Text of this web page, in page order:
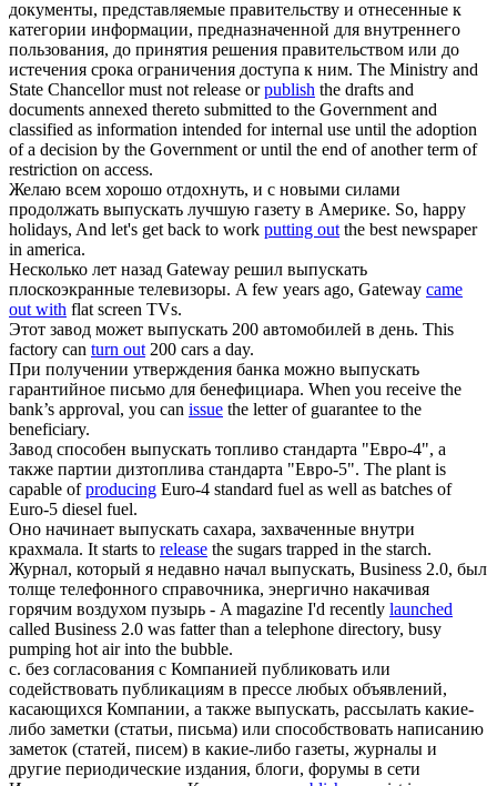
документы, представляемые правительству и отнесенные к
категории информации, предназначенной для внутреннего
пользования, до принятия решения правительством или до
истечения срока ограничения доступа к ним. The Ministry and
State Chancellor must not release orpublish the drafts and
documents annexed thereto submitted to the Government and
classified as information intended for internal use until the adoption
of a decision by the Government or until the end of another term of
restriction on access.
Желаю всем хорошо отдохнуть, и с новыми силами
продолжать выпускать лучшую газету в Америке. So, happy
holidays, And let's get back to work putting outthe best newspaper
in america.
Несколько лет назад Gateway решил выпускать
плоскоэкранные телевизоры. A few years ago, Gateway came
out with flat screen TVs.
Этот завод может выпускать 200 автомобилей в день. This
factory can turn out200 cars a day.
При получении утверждения банка можно выпускать
гарантийное письмо для бенефициара. When you receive the
bank’s approval, you can issue the letter of guarantee to the
beneficiary.
Завод способен выпускать топливо стандарта "Евро-4", а
также партии дизтоплива стандарта "Евро-5". The plant is
capable ofproducing Euro-4 standard fuel as well as batches of
Euro-5 diesel fuel.
Оно начинает выпускать сахара, захваченные внутри
крахмала. It starts to release the sugars trapped in the starch.
Журнал, который я недавно начал выпускать, Business 2.0, был
толще телефонного справочника, энергично накачивая
горячим воздухом пузырь - A magazine I'd recently launched
called Business 2.0 was fatter than a telephone directory, busy
pumping hot air into the bubble.
c. без согласования с Компанией публиковать или
содействовать публикациям в прессе любых объявлений,
касающихся Компании, а также выпускать, рассылать какие-
либо заметки (статьи, письма) или способствовать написанию
заметок (статей, писем) в какие-либо газеты, журналы и
другие периодические издания, блоги, форумы в сети